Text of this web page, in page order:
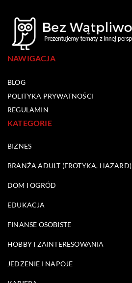
NAWIGACJA
BLOG
POLITYKA PRYWATNOŚCI
REGULAMIN
KATEGORIE
BIZNES
BRANŻA ADULT (EROTYKA, HAZARD)
DOM I OGRÓD
EDUKACJA
FINANSE OSOBISTE
HOBBY I ZAINTERESOWANIA
JEDZENIE I NAPOJE